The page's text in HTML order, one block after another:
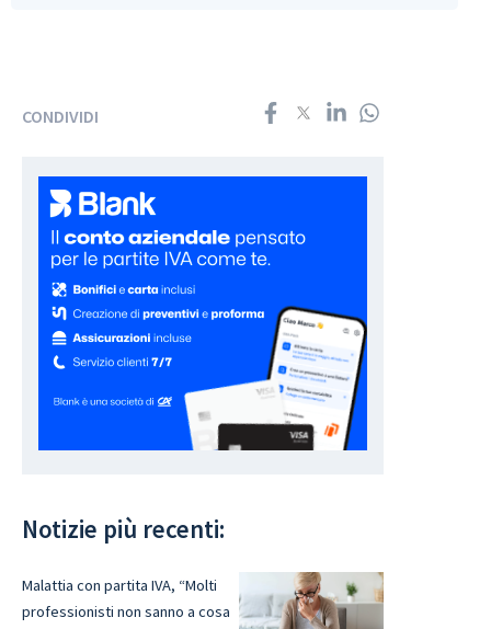
CONDIVIDI
Notizie più recenti:
Malattia con partita IVA, “Molti
professionisti non sanno a cosa